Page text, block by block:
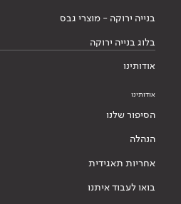
בנייה ירוקה - מוצרי גבס
בלוג בנייה ירוקה
אודותינו
אודותינו
הסיפור שלנו
הנהלה
אחריות תאגידית
בואו לעבוד איתנו